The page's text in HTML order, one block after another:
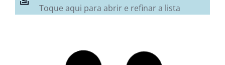
Toque aqui para abrir e refinar a lista